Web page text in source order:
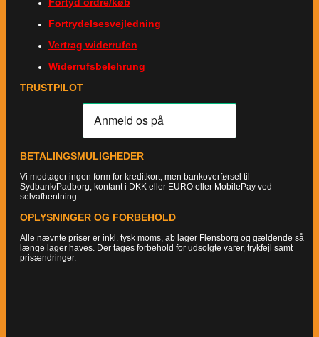
Fortrydelsesvejledning
Vertrag widerrufen
Widerrufsbelehrung
TRUSTPILOT
BETALINGSMULIGHEDER
Vi modtager ingen form for kreditkort, men bankoverførsel til
Sydbank/Padborg, kontant i DKK eller EURO eller MobilePay ved
selvafhentning.
OPLYSNINGER OG FORBEHOLD
Alle nævnte priser er inkl. tysk moms, ab lager Flensborg og gældende så
længe lager haves. Der tages forbehold for udsolgte varer, trykfejl samt
prisændringer.